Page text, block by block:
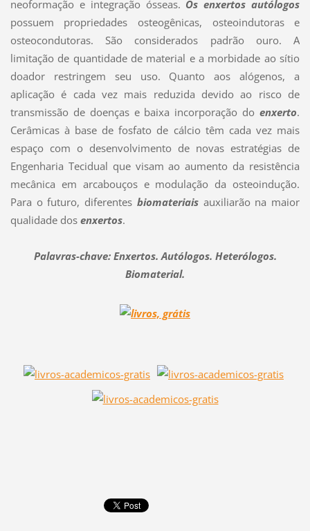
neoformação e integração ósseas. Os enxertos autólogos
possuem propriedades osteogênicas, osteoindutoras e
osteocondutoras. São considerados padrão ouro. A
limitação de quantidade de material e a morbidade ao sítio
doador restringem seu uso. Quanto aos alógenos, a
aplicação é cada vez mais reduzida devido ao risco de
transmissão de doenças e baixa incorporação doenxerto.
Cerâmicas à base de fosfato de cálcio têm cada vez mais
espaço com o desenvolvimento de novas estratégias de
Engenharia Tecidual que visam ao aumento da resistência
mecânica em arcabouços e modulação da osteoindução.
Para o futuro, diferentes biomateriaisauxiliarão na maior
qualidade dos enxertos.
Palavras-chave: Enxertos. Autólogos. Heterólogos.
Biomaterial.